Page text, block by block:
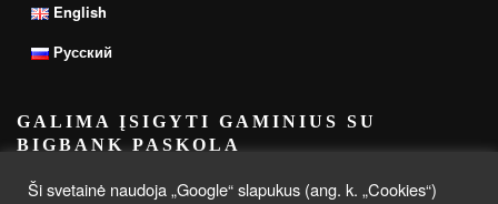
English
Русский
GALIMA ĮSIGYTI GAMINIUS SU
BIGBANK PASKOLA
Ši svetainė naudoja „Google“ slapukus (ang. k. „Cookies“)